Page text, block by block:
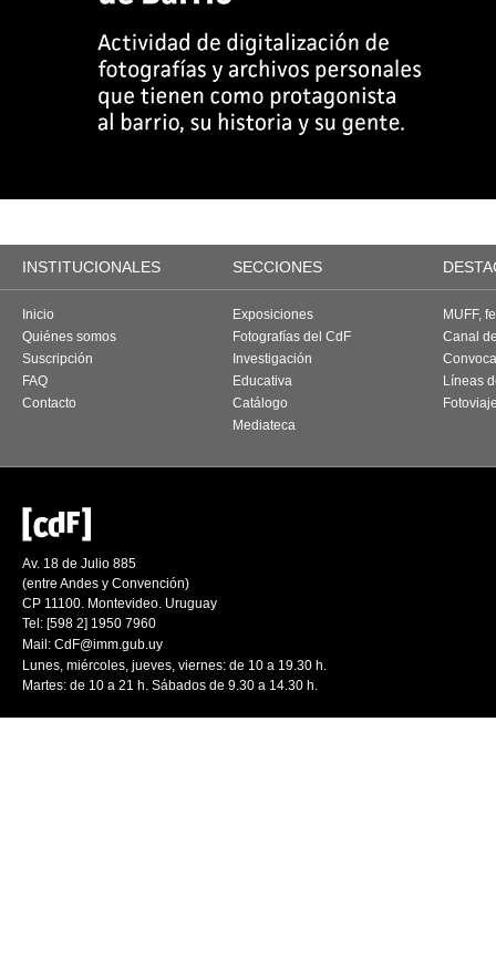
INSTITUCIONALES SECCIONES
Inicio
Quiénes somos
Suscripción
FAQ
Contacto
Exposiciones
Fotografías del CdF
Investigación
Educativa
Catálogo
Mediateca
MUFF,
Canal
Líneas
Av. 18 de Julio 885
(entre Andes y Convención)
CP 11100. Montevideo. Uruguay
Tel: [598 2] 1950 7960
Mail: CdF@imm.gub.uy
Lunes, miércoles, jueves, viernes: de 10 a 19.30 h.
Martes: de 10 a 21 h. Sábados de 9.30 a 14.30 h.